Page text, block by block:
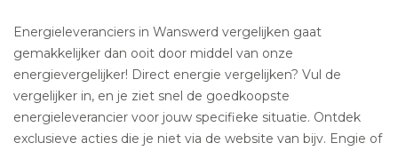
Energieleveranciers in Wanswerd vergelijken gaat
gemakkelijker dan ooit door middel van onze
energievergelijker! Direct energie vergelijken? Vul de
vergelijker in, en je ziet snel de goedkoopste
energieleverancier voor jouw specifieke situatie. Ontdek
exclusieve acties die je niet via de website van bijv. Engie of